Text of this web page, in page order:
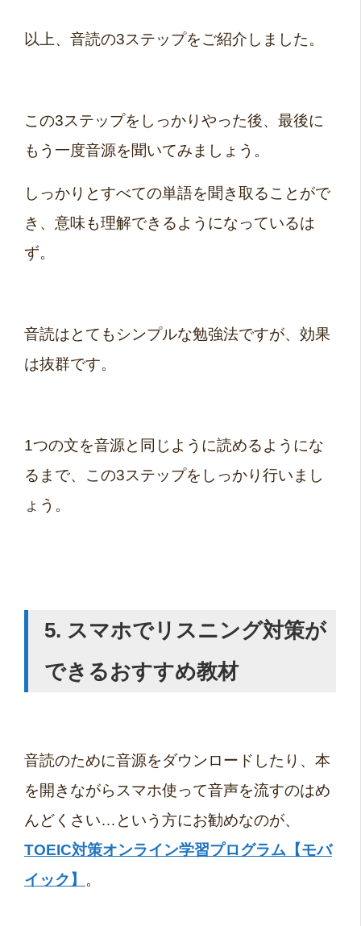
以上、音読の3ステップをご紹介しました。
この3ステップをしっかりやった後、最後に
もう一度音源を聞いてみましょう。
しっかりとすべての単語を聞き取ることがで
き、意味も理解できるようになっているは
ず。
音読はとてもシンプルな勉強法ですが、効果
は抜群です。
1つの文を音源と同じように読めるようにな
るまで、この3ステップをしっかり行いまし
ょう。
5. スマホでリスニング対策が
できるおすすめ教材
音読のために音源をダウンロードしたり、本
を開きながらスマホ使って音声を流すのはめ
んどくさい…という方にお勧めなのが、
TOEIC対策オンライン学習プログラム【モバ
イック】 。